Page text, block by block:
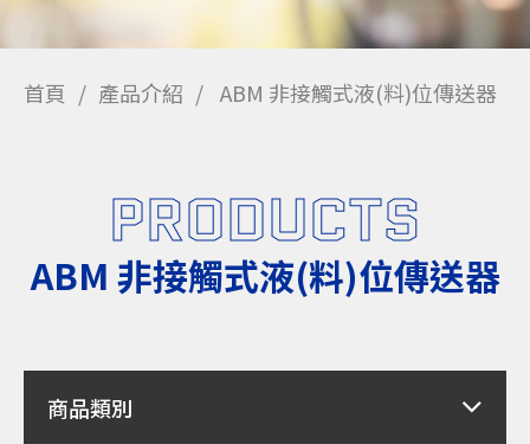
首頁 產品介紹 ABM 非接觸式液(料)位傳送器
PRODUCTS
ABM 非接觸式液(料)位傳送器
商品類別